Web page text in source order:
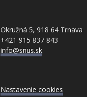
Okružná 5, 918 64 Trnava
+421 915 837 843
info@snus.sk
Nastavenie cookies